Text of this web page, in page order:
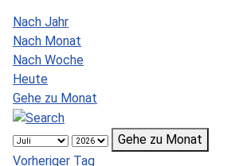
Nach Jahr
Nach Monat
Nach Woche
Heute
Gehe zu Monat
Gehe zu Monat
Vorheriger Tag